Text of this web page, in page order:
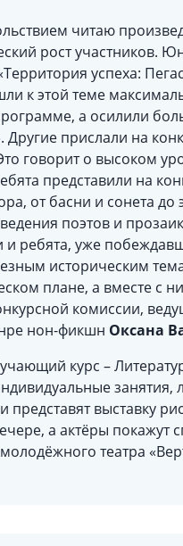
читаю
рост участников.
успеха:
к этой теме
а осилили
прислали на
говорит о высоком
представили на
от басни и сонета
поэтов и
ребята, уже
историческим
плане, а вместе с
комиссии,
нон-фикшн Оксана
курс –
выставку
а актёры покажут
театра